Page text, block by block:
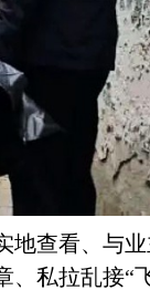
查看、与
、私拉乱接“